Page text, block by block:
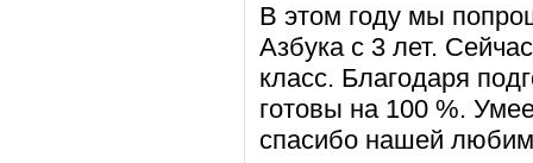
В этом году мы
Азбука с 3 лет.
класс. Благодаря
готовы на 100 %.
спасибо нашей